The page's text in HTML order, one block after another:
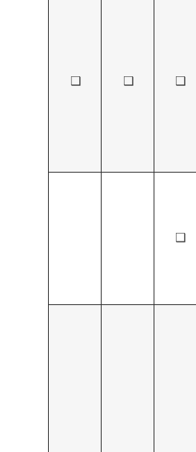
❑
❑
❑
❑